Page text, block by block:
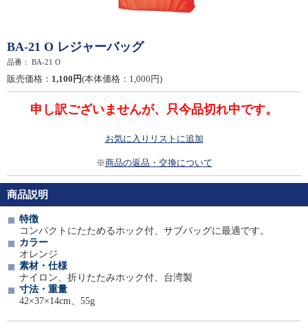
BA-21 O レジャーバッグ
品番： BA-21 O
販売価格： 1,100円(本体価格：1,000円)
申し訳ございませんが、只今品切れ中です。
お気に入りリストに追加
※商品の返品・交換について
商品説明
特徴
コンパクトにたためるホック付、サブバッグに最適です。
カラー
オレンジ
素材・仕様
ナイロン、折りたたみホック付、台湾製
寸法・重量
42×37×14cm、55g